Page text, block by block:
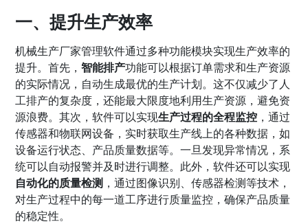
一、提升生产效率
机械生产厂家管理软件通过多种功能模块实现生产效率的
提升。首先，智能排产功能可以根据订单需求和生产资源
的实际情况，自动生成最优的生产计划。这不仅减少了人
工排产的复杂度，还能最大限度地利用生产资源，避免资
源浪费。其次，软件可以实现生产过程的全程监控 ，通过
传感器和物联网设备，实时获取生产线上的各种数据，如
设备运行状态、产品质量数据等。一旦发现异常情况，系
统可以自动报警并及时进行调整。此外，软件还可以实现
自动化的质量检测 ，通过图像识别、传感器检测等技术，
对生产过程中的每一道工序进行质量监控，确保产品质量
的稳定性。